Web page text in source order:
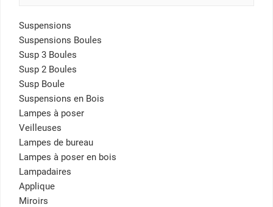
Suspensions
Suspensions Boules
Susp 3 Boules
Susp 2 Boules
Susp Boule
Suspensions en Bois
Lampes à poser
Veilleuses
Lampes de bureau
Lampes à poser en bois
Lampadaires
Applique
Miroirs